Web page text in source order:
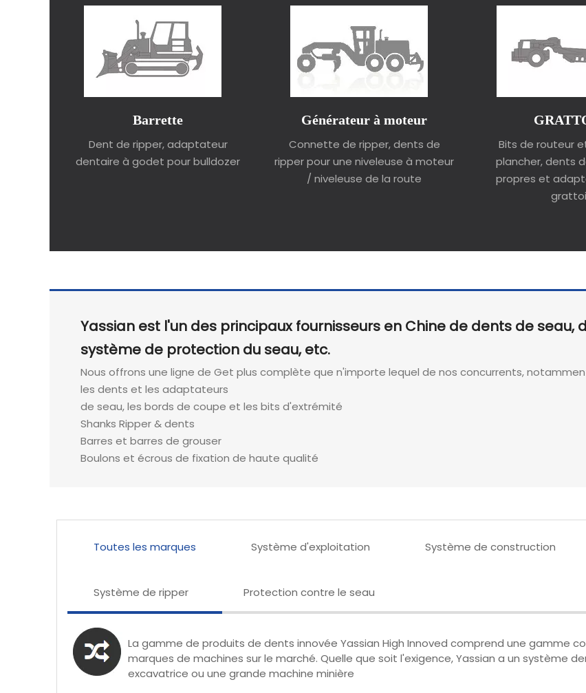
Barrette
Dent de ripper, adaptateur
dentaire à godet pour bulldozer
Générateur à moteur
Connette de ripper, dents de
ripper pour une niveleuse à moteur
/ niveleuse de la route
Bits de routeur
plancher, dents
propres et
Yassian est l'un des principaux fournisseurs en Chine de dents de seau,
système de protection du seau, etc.
Nous offrons une ligne de Get plus complète que n'importe lequel de nos concurrents,
les dents et les adaptateurs
de seau, les bords de coupe et les bits d'extrémité
Shanks Ripper & dents
Barres et barres de grouser
Boulons et écrous de fixation de haute qualité
Toutes les marques Système d'exploitation Système de construction
Système de ripper Protection contre le seau
La gamme de produits de dents innovée Yassian High Innoved comprend une gamme
marques de machines sur le marché. Quelle que soit l'exigence, Yassian a un système
excavatrice ou une grande machine minière